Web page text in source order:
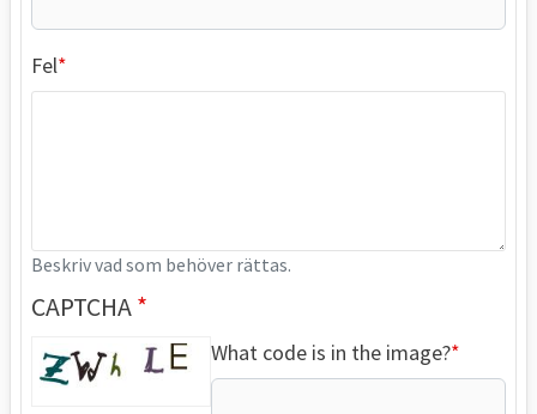
Fel
Beskriv vad som behöver rättas.
CAPTCHA
What code is in the image?